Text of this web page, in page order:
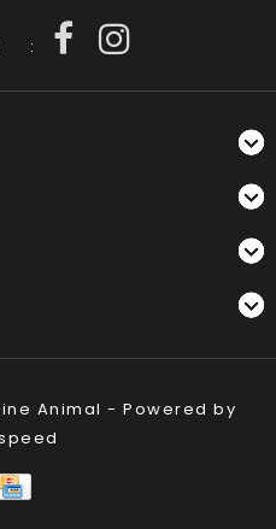
:
Animal - Powered by